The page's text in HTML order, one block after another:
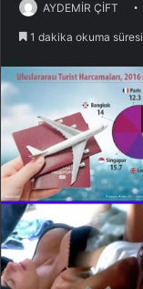
AYDEMİR ÇİFT
1 dakika okuma süresi